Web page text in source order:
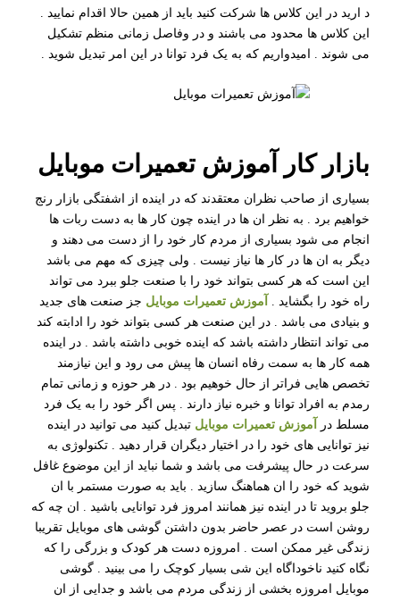
د ارید در این کلاس ها شرکت کنید باید از همین حالا اقدام نمایید .
این کلاس ها محدود می باشند و در وفاصل زمانی منظم تشکیل
می شوند . امیدواریم که به یک فرد توانا در این امر تبدیل شوید .
بازار کار آموزش تعمیرات موبایل
بسیاری از صاحب نظران معتقدند که در اینده از اشفتگی بازار رنج
خواهیم برد . به نظر ان ها در اینده چون کار ها به دست ربات ها
انجام می شود بسیاری از مردم کار خود را از دست می دهند و
دیگر به ان ها در کار ها نیاز نیست . ولی چیزی که مهم می باشد
این است که هر کسی بتواند خود را با صنعت جلو ببرد می تواند
راه خود را بگشاید .
آموزش تعمیرات موبایل جز صنعت های جدید
و بنیادی می باشد . در این صنعت هر کسی بتواند خود را ادابته کند
می تواند انتظار داشته باشد که اینده خوبی داشته باشد . در اینده
همه کار ها به سمت رفاه انسان ها پیش می رود و این نیازمند
تخصص هایی فراتر از حال خوهیم بود . در هر حوزه و زمانی تمام
رمدم به افراد توانا و خبره نیاز دارند . پس اگر خود را به یک فرد
مسلط در
آموزش تعمیرات موبایل تبدیل کنید می توانید در اینده
نیز توانایی های خود را در اختیار دیگران قرار دهید . تکنولوژی به
سرعت در حال پیشرفت می باشد و شما نباید از این موضوع غافل
شوید که خود را ان هماهنگ سازید . باید به صورت مستمر با ان
جلو بروید تا در اینده نیز همانند امروز فرد توانایی باشید . ان چه که
روشن است در عصر حاضر بدون داشتن گوشی های موبایل تقریبا
زندگی غیر ممکن است . امروزه دست هر کودک و بزرگی را که
نگاه کنید ناخوداگاه این شی بسیار کوچک را می بینید . گوشی
موبایل امروزه بخشی از زندگی مردم می باشد و جدایی از ان